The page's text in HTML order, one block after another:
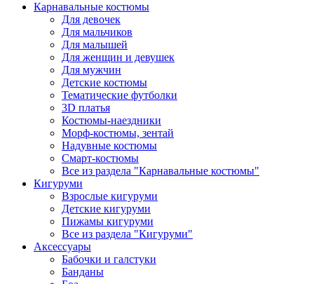
Карнавальные костюмы
Для девочек
Для мальчиков
Для малышей
Для женщин и девушек
Для мужчин
Детские костюмы
Тематические футболки
3D платья
Костюмы-наездники
Морф-костюмы, зентай
Надувные костюмы
Смарт-костюмы
Все из раздела "Карнавальные костюмы"
Кигуруми
Взрослые кигуруми
Детские кигуруми
Пижамы кигуруми
Все из раздела "Кигуруми"
Аксессуары
Бабочки и галстуки
Банданы